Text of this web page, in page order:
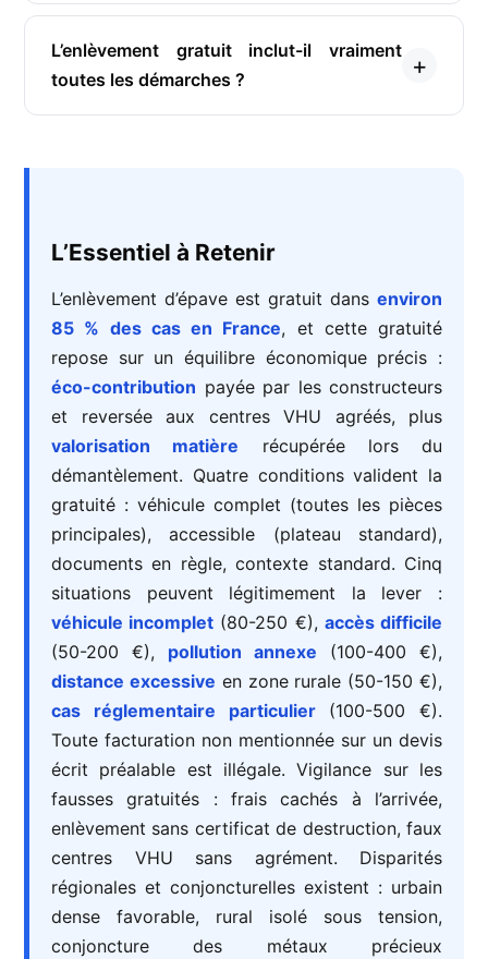
L’enlèvement gratuit inclut-il vraiment
toutes les démarches ?
L’Essentiel à Retenir
L’enlèvement d’épave est gratuit dans environ
85 % des cas en France, et cette gratuité
repose sur un équilibre économique précis :
éco-contribution payée par les constructeurs
et reversée aux centres VHU agréés, plus
valorisation matière récupérée lors du
démantèlement. Quatre conditions valident la
gratuité : véhicule complet (toutes les pièces
principales), accessible (plateau standard),
documents en règle, contexte standard. Cinq
situations peuvent légitimement la lever :
véhicule incomplet (80-250 €), accès difficile
(50-200 €), pollution annexe (100-400 €),
distance excessive en zone rurale (50-150 €),
cas réglementaire particulier(100-500 €).
Toute facturation non mentionnée sur un devis
écrit préalable est illégale. Vigilance sur les
fausses gratuités : frais cachés à l’arrivée,
enlèvement sans certificat de destruction, faux
centres VHU sans agrément. Disparités
régionales et conjoncturelles existent : urbain
dense favorable, rural isolé sous tension,
conjoncture des métaux précieux